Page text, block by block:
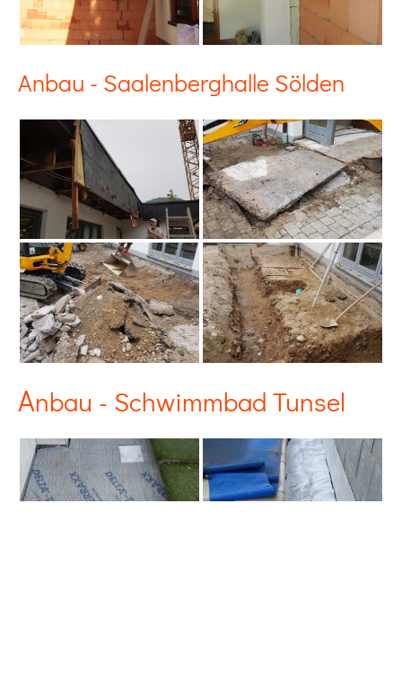
Anbau - Saalenberghalle Sölden
Anbau - Schwimmbad Tunsel